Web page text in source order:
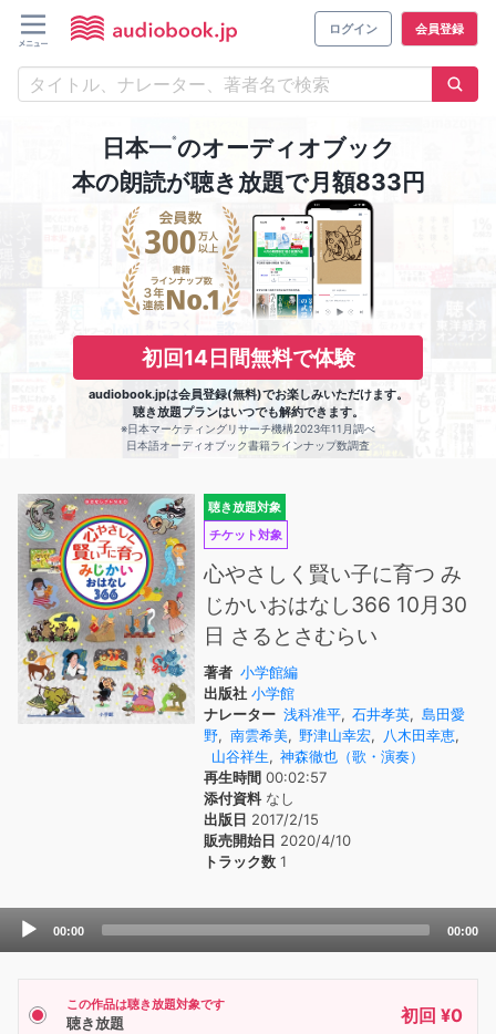
ログイン 会員登録
日本一※のオーディオブック
本の朗読が聴き放題で月額833円
初回14日間無料で体験
audiobook.jpは会員登録(無料)でお楽しみいただけます。
聴き放題プランはいつでも解約できます。
※日本マーケティングリサーチ機構2023年11月調べ
日本語オーディオブック書籍ラインナップ数調査
聴き放題対象
チケット対象
心やさしく賢い子に育つ み
じかいおはなし366 10月30
日 さるとさむらい
著者 小学館編
出版社 小学館
ナレーター 浅科准平, 石井孝英, 島田愛
野, 南雲希美, 野津山幸宏, 八木田幸恵,
山谷祥生, 神森徹也（歌・演奏）
再生時間 00:02:57
添付資料なし
出版日 2017/2/15
販売開始日 2020/4/10
トラック数 1
Audio
00:00 00:00
この作品は聴き放題対象です
聴き放題 初回 ¥0